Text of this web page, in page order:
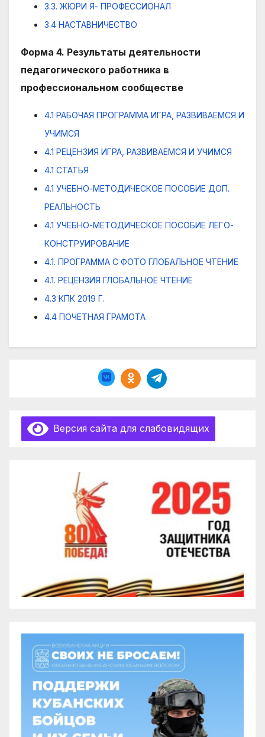
3.3. ЖЮРИ Я- ПРОФЕССИОНАЛ
3.4 НАСТАВНИЧЕСТВО
Форма 4. Результаты деятельности
педагогического работника в
профессиональном сообществе
4.1 РАБОЧАЯ ПРОГРАММА ИГРА, РАЗВИВАЕМСЯ И
УЧИМСЯ
4.1 РЕЦЕНЗИЯ ИГРА, РАЗВИВАЕМСЯ И УЧИМСЯ
4.1 СТАТЬЯ
4.1 УЧЕБНО-МЕТОДИЧЕСКОЕ ПОСОБИЕ ДОП.
РЕАЛЬНОСТЬ
4.1 УЧЕБНО-МЕТОДИЧЕСКОЕ ПОСОБИЕ ЛЕГО-
КОНСТРУИРОВАНИЕ
4.1. ПРОГРАММА С ФОТО ГЛОБАЛЬНОЕ ЧТЕНИЕ
4.1. РЕЦЕНЗИЯ ГЛОБАЛЬНОЕ ЧТЕНИЕ
4.3 КПК 2019 Г.
4.4 ПОЧЕТНАЯ ГРАМОТА
Версия сайта для слабовидящих